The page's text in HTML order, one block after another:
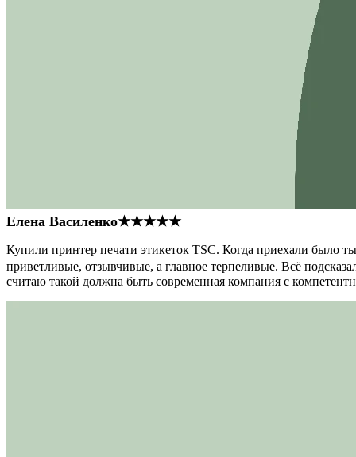
Елена Василенко★★★★★
Купили принтер печати этикеток TSC. Когда приехали было
приветливые, отзывчивые, а главное терпеливые. Всё
считаю такой должна быть современная компания с